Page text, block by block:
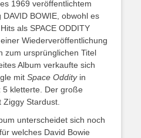
1969 veröffentlichtem
BOWIE, obwohl es
als SPACE ODDITY
Wiederveröffentlichung
zum ursprünglichen Titel
Album verkaufte sich
mit Space Oddityin
kletterte. Der große
Ziggy Stardust.
unterscheidet sich noch
welches David Bowie